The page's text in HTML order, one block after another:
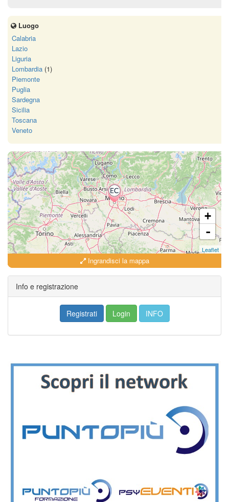
Luogo
Calabria
Lazio
Liguria
Lombardia (1)
Piemonte
Puglia
Sardegna
Sicilia
Toscana
Veneto
+
-
Leaflet
Ingrandisci la mappa
Info e registrazione
Registrati Login INFO